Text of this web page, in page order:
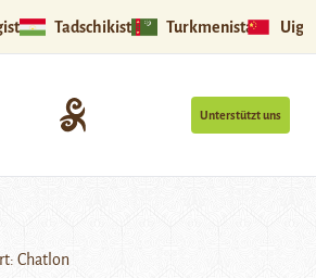
Tadschikistan Turkmenistan
Unterstützt uns
Chatlon